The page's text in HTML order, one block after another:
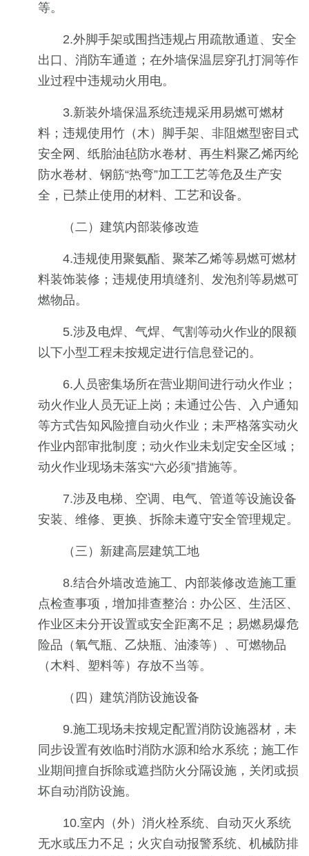
等。
2.外脚手架或围挡违规占用疏散通道、安全
出口、消防车通道；在外墙保温层穿孔打洞等作
业过程中违规动火用电。
3.新装外墙保温系统违规采用易燃可燃材
料；违规使用竹（木）脚手架、非阻燃型密目式
安全网、纸胎油毡防水卷材、再生料聚乙烯丙纶
防水卷材、钢筋“热弯”加工工艺等危及生产安
全，已禁止使用的材料、工艺和设备。
（二）建筑内部装修改造
4.违规使用聚氨酯、聚苯乙烯等易燃可燃材
料装饰装修；违规使用填缝剂、发泡剂等易燃可
燃物品。
5.涉及电焊、气焊、气割等动火作业的限额
以下小型工程未按规定进行信息登记的。
6.人员密集场所在营业期间进行动火作业；
动火作业人员无证上岗；未通过公告、入户通知
等方式告知风险擅自动火作业；未严格落实动火
作业内部审批制度；动火作业未划定安全区域；
动火作业现场未落实“六必须”措施等。
7.涉及电梯、空调、电气、管道等设施设备
安装、维修、更换、拆除未遵守安全管理规定。
（三）新建高层建筑工地
8.结合外墙改造施工、内部装修改造施工重
点检查事项，增加排查整治：办公区、生活区、
作业区未分开设置或安全距离不足；易燃易爆危
险品（氧气瓶、乙炔瓶、油漆等）、可燃物品
（木料、塑料等）存放不当等。
（四）建筑消防设施设备
9.施工现场未按规定配置消防设施器材，未
同步设置有效临时消防水源和给水系统；施工作
业期间擅自拆除或遮挡防火分隔设施，关闭或损
坏自动消防设施。
10.室内（外）消火栓系统、自动灭火系统
无水或压力不足；火灾自动报警系统、机械防排